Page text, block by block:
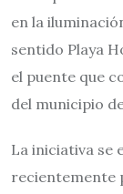
en la
sentido Playa
el puente que
del municipio
La iniciativa se
recientemente